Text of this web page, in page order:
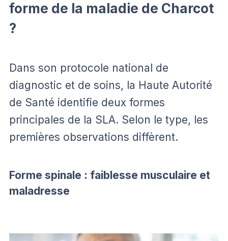
forme de la maladie de Charcot
?
Dans son protocole national de
diagnostic et de soins, la Haute Autorité
de Santé identifie deux formes
principales de la SLA. Selon le type, les
premières observations diffèrent.
Forme spinale : faiblesse musculaire et
maladresse